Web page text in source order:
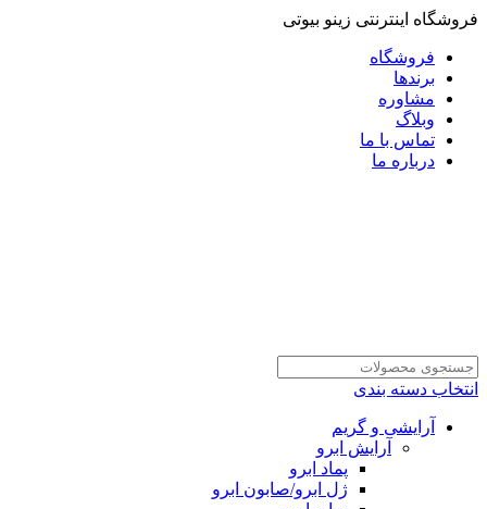
فروشگاه اینترنتی زینو بیوتی
فروشگاه
برندها
مشاوره
وبلاگ
تماس با ما
درباره ما
انتخاب دسته بندی
آرایشی و گریم
آرایش ابرو
پماد ابرو
ژل ابرو/صابون ابرو